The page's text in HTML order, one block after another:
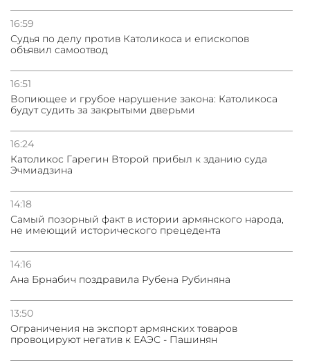
16:59
Судья по делу против Католикоса и епископов
объявил самоотвод
16:51
Вопиющее и грубое нарушение закона: Католикоса
будут судить за закрытыми дверьми
16:24
Католикос Гарегин Второй прибыл к зданию суда
Эчмиадзина
14:18
Самый позорный факт в истории армянского народа,
не имеющий исторического прецедента
14:16
Ана Брнабич поздравила Рубена Рубиняна
13:50
Oграничения на экспорт армянских товаров
провоцируют негатив к ЕАЭС - Пашинян
погрануправления СНБ Армении в Тбилиси